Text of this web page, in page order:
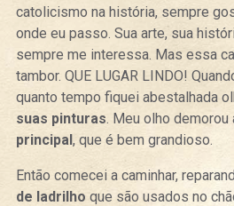
catolicismo na história, sempre
onde eu passo. Sua arte, sua
sempre me interessa. Mas essa
tambor. QUE LUGAR LINDO!
quanto tempo fiquei abestalhada
suas pinturas. Meu olho demorou
principal, que é bem grandioso.
Então comecei a caminhar,
de ladrilho que são usados no